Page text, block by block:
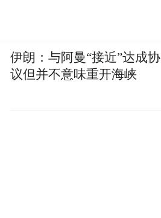
伊朗：与阿曼“接近”达成协
议但并不意味重开海峡